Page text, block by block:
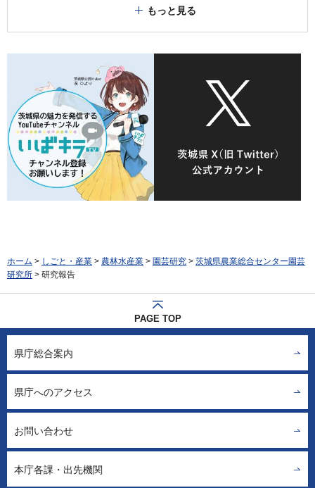
もっと見る
ホーム > しごと・産業 > 農林水産業 > 園芸研究 > 茨城県農業総合センター園芸
研究所 > 研究報告
PAGE TOP
県庁総合案内
県庁へのアクセス
お問い合わせ
本庁各課・出先機関